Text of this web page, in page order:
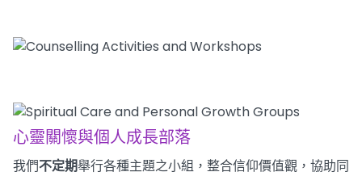
心靈關懷與個人成長部落
我們不定期舉行各種主題之小組，整合信仰價值觀，協助同